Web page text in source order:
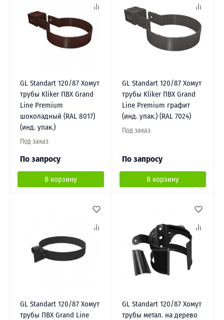
GL Standart 120/87 Хомут
трубы Kliker ПВХ Grand
Line Premium
шоколадный (RAL 8017)
(инд. упак.)
Под заказ
По запросу
В корзину
GL Standart 120/87 Хомут
трубы Kliker ПВХ Grand
Line Premium графит
(инд. упак.) (RAL 7024)
Под заказ
По запросу
В корзину
GL Standart 120/87 Хомут
трубы ПВХ Grand Line
GL Standart 120/87 Хомут
трубы метал. на дерево